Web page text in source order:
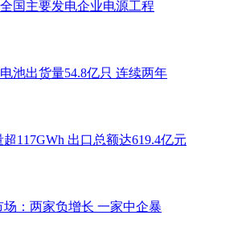
国主要发电企业电源工程
池出货量54.8亿只 连续两年
117GWh 出口总额达619.4亿元
场：两家负增长 一家中企暴